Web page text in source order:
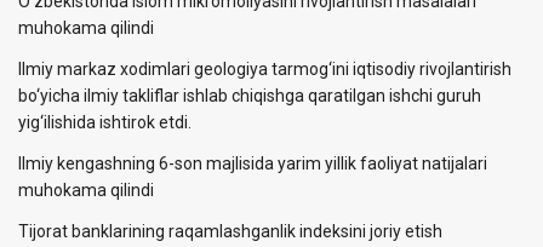
muhokama qilindi
Ilmiy markaz xodimlari geologiya tarmog‘ini iqtisodiy rivojlantirish
bo‘yicha ilmiy takliflar ishlab chiqishga qaratilgan ishchi guruh
yig‘ilishida ishtirok etdi.
Ilmiy kengashning 6-son majlisida yarim yillik faoliyat natijalari
muhokama qilindi
Tijorat banklarining raqamlashganlik indeksini joriy etish